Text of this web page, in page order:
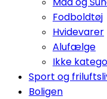
Fodboldtøj
Hvidevarer
Alufælge
Ikke
Sport og
Boligen